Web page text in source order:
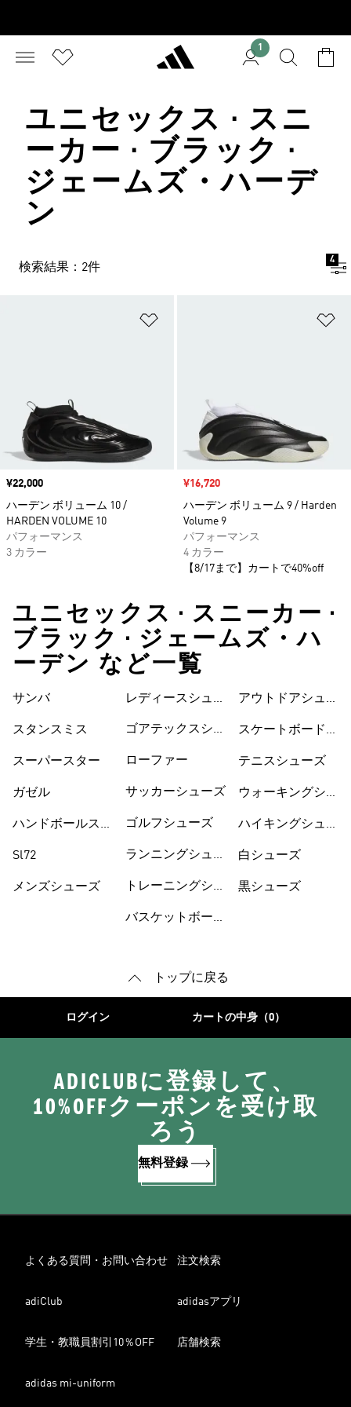
1
ユニセックス · スニ
ーカー · ブラック ·
ジェームズ・ハーデ
ン
検索結果：2件
4
価格
¥22,000
ハーデン ボリューム 10 /
HARDEN VOLUME 10
パフォーマンス
3 カラー
セール価格
¥16,720
ハーデン ボリューム 9 / Harden
Volume 9
パフォーマンス
4 カラー
【8/17まで】カートで40%off
ユニセックス • スニーカー •
ブラック • ジェームズ・ハ
ーデン など一覧
サンバ
スタンスミス
スーパースター
ガゼル
ハンドボールスペ
Sl72
メンズシューズ
レディースシュー
ゴアテックスシュ
ローファー
サッカーシューズ
ゴルフシューズ
ランニングシュー
トレーニングシュ
バスケットボール
シューズ
アウトドアシュー
スケートボードシ
テニスシューズ
ウォーキングシュ
ハイキングシュー
白シューズ
黒シューズ
トップに戻る
ログイン カートの中身（0）
ADICLUBに登録して、
10%OFFクーポンを受け取
ろう
無料登録
よくある質問・お問い合わせ 注文検索
adiClub adidasアプリ
学生・教職員割引10％OFF 店舗検索
adidas mi-uniform